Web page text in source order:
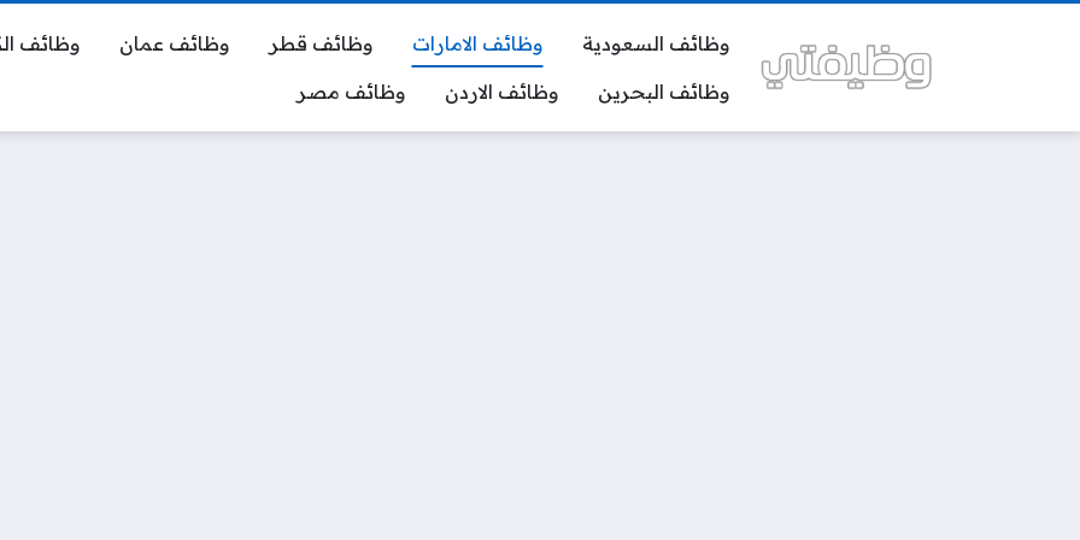
وظائف السعودية وظائف الامارات وظائف قطر وظائف عمان
وظائف
وظائف البحرين
وظائف الاردن وظائف مصر